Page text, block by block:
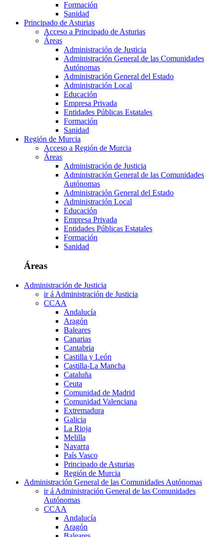
Formación
Sanidad
Principado de Asturias
Acceso a Principado de Asturias
Áreas
Administración de Justicia
Administración General de las Comunidades
Autónomas
Administración General del Estado
Administración Local
Educación
Empresa Privada
Entidades Públicas Estatales
Formación
Sanidad
Región de Murcia
Acceso a Región de Murcia
Áreas
Administración de Justicia
Administración General de las Comunidades
Autónomas
Administración General del Estado
Administración Local
Educación
Empresa Privada
Entidades Públicas Estatales
Formación
Sanidad
Áreas
Administración de Justicia
ir á Administración de Justicia
CCAA
Andalucía
Aragón
Baleares
Canarias
Cantabria
Castilla y León
Castilla-La Mancha
Cataluña
Ceuta
Comunidad de Madrid
Comunidad Valenciana
Extremadura
Galicia
La Rioja
Melilla
Navarra
País Vasco
Principado de Asturias
Región de Murcia
Administración General de las Comunidades Autónomas
ir á Administración General de las Comunidades
Autónomas
CCAA
Andalucía
Aragón